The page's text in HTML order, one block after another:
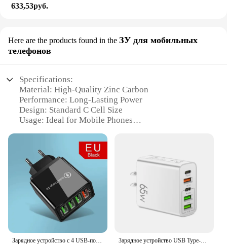
633,53руб.
Here are the products found in the ЗУ для мобильных
телефонов
Specifications:
Material: High-Quality Zinc Carbon
Performance: Long-Lasting Power
Design: Standard C Cell Size
Usage: Ideal for Mobile Phones
Category: Wholesale Supplies
Features:
**Reliable Performance for Your Mobile Devices**
The Basics C Cell Batteries are the quintessential
power source for your mobile devices. These
batteries are crafted from high-quality zinc carbon,
ensuring a reliable and long-lasting performance.
Whether you're looking to power your mobile
phone, a flashlight, or any other device that requires
a C cell battery, these Basics C Cell Batteries are
Зарядное устройство с 4 USB-портами, 35 Вт, QC3.0 Зарядное устройство USB Type-C с 5 портами, 20 Вт, 3,0 А